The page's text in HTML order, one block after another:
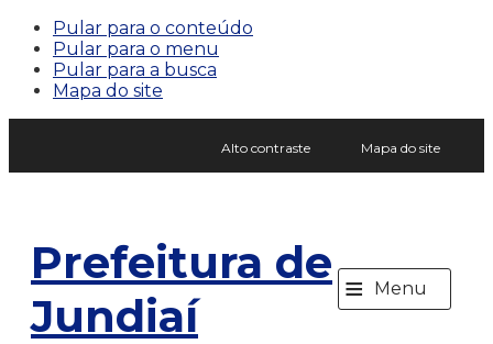
Pular para o conteúdo
Pular para o menu
Pular para a busca
Mapa do site
Alto contraste Mapa do site
Prefeitura de
Jundiaí
≡ Menu